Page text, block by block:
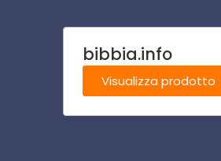
bibbia.info
Visualizza prodotto